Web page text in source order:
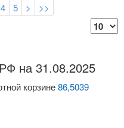
4 5 > >>
на 31.08.2025
корзине86,5039